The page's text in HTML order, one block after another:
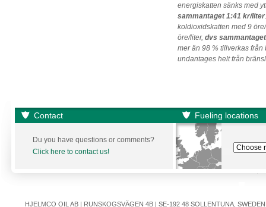
energiskatten sänks med
sammantaget 1:41 kr/liter
koldioxidskatten med 9
öre/liter, dvs
mer än 98 % tillverkas
undantages helt från
Contact Fueling locations
Du you have questions or comments?
Click here to contact us!
HJELMCO OIL AB | RUNSKOGSVÄGEN 4B | SE-192 48 SOLLENTUNA,